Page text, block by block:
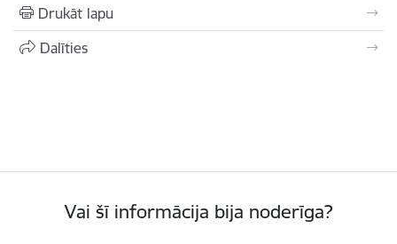
Drukāt lapu
Dalīties
Vai šī informācija bija noderīga?